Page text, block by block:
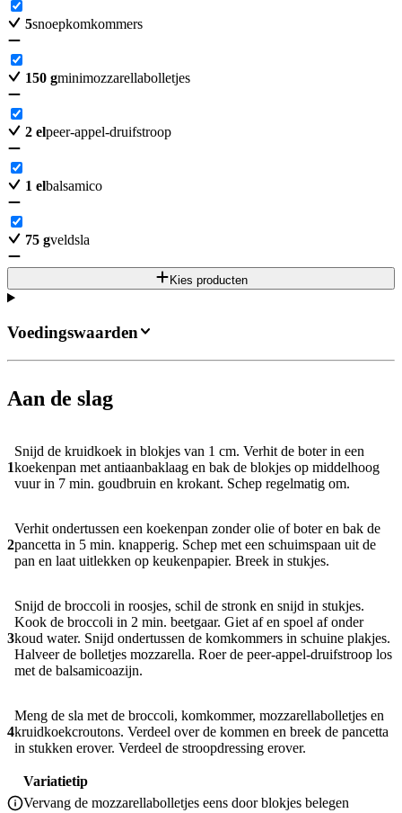
5snoepkomkommers
150 gminimozzarellabolletjes
2 elpeer-appel-druifstroop
1 elbalsamico
75 gveldsla
Kies producten
Aan de slag
1
Snijd de kruidkoek in blokjes van 1 cm. Verhit de boter in een
koekenpan met antiaanbaklaag en bak de blokjes op middelhoog
vuur in 7 min. goudbruin en krokant. Schep regelmatig om.
2
Verhit ondertussen een koekenpan zonder olie of boter en bak de
pancetta in 5 min. knapperig. Schep met een schuimspaan uit de
pan en laat uitlekken op keukenpapier. Breek in stukjes.
3
Snijd de broccoli in roosjes, schil de stronk en snijd in stukjes.
Kook de broccoli in 2 min. beetgaar. Giet af en spoel af onder
koud water. Snijd ondertussen de komkommers in schuine plakjes.
Halveer de bolletjes mozzarella. Roer de peer-appel-druifstroop los
met de balsamicoazijn.
4
Meng de sla met de broccoli, komkommer, mozzarellabolletjes en
kruidkoekcroutons. Verdeel over de kommen en breek de pancetta
in stukken erover. Verdeel de stroopdressing erover.
Variatietip
Vervang de mozzarellabolletjes eens door blokjes belegen
Voedingswaarden